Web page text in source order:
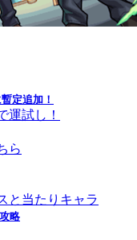
定追加！
運試し！
ら
と当たりキャラ
略